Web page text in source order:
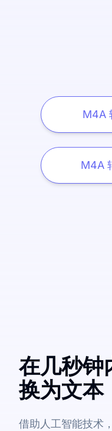
M4A
M4A
在几秒钟
换为文本
借助人工智能技术